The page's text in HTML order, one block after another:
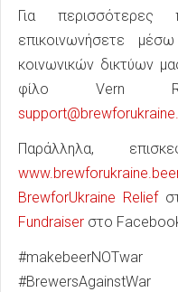
Για περισσότερες
επικοινωνήσετε
κοινωνικών δικτύων
φίλο Vern
Παράλληλα,
BrewforUkraine Relief
Fundraiser στο
#BrewersAgainstWar